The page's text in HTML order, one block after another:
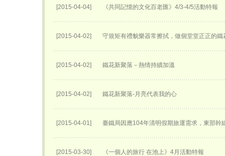
[2015-04-04] 《共同記憶的文化百老匯》4/3-4/5活動特報
[2015-04-02] 守規矩有禮貌樂器常擦拭，做個堂堂正正的鐵
[2015-04-02] 鐵花新聚落－熱情持續加溫
[2015-04-02] 鐵花新聚落-月亮代表我的心
[2015-04-01] 臺鐵局因應104年清明假期旅運需求，東部幹
[2015-03-30] 《一個人的旅行 在池上》4月活動特報